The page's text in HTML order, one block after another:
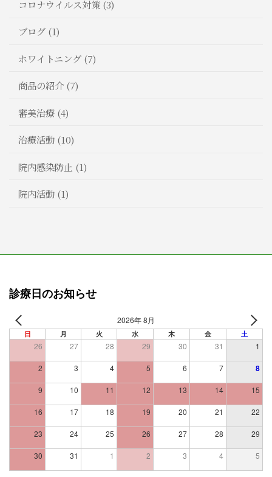
コロナウイルス対策 (3)
ブログ (1)
ホワイトニング (7)
商品の紹介 (7)
審美治療 (4)
治療活動 (10)
院内感染防止 (1)
院内活動 (1)
診療日のお知らせ
2026年 8月
日 月 火 水 木 金 土
26 27 28 29 30 31 1
2 3 4 5 6 7 8
9 10 11 12 13 14 15
16 17 18 19 20 21 22
23 24 25 26 27 28 29
30 31 1 2 3 4 5